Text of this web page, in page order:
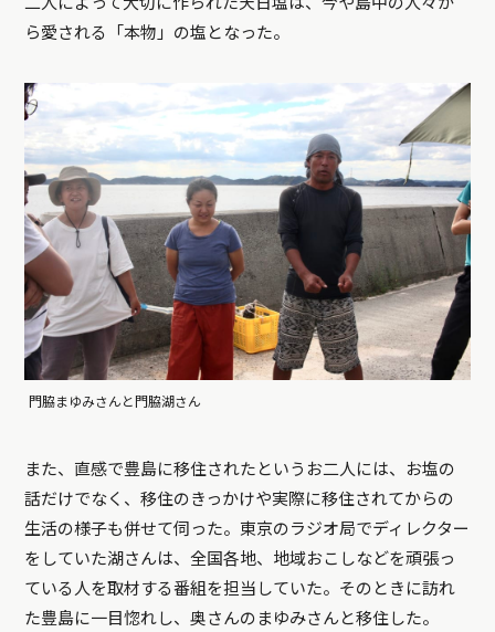
ら愛される「本物」の塩となった。
門脇まゆみさんと門脇湖さん
また、直感で豊島に移住されたというお二人には、お塩の
話だけでなく、移住のきっかけや実際に移住されてからの
生活の様子も併せて伺った。東京のラジオ局でディレクター
をしていた湖さんは、全国各地、地域おこしなどを頑張っ
ている人を取材する番組を担当していた。そのときに訪れ
た豊島に一目惚れし、奥さんのまゆみさんと移住した。